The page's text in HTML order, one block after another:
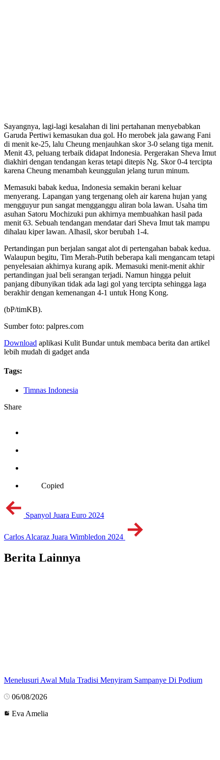
Sayangnya, lagi-lagi kesalahan di lini pertahanan menyebabkan
Garuda Pertiwi kemasukan dua gol. Ho merobek jala gawang Fani
di menit ke-25, lalu Cheung menjauhkan skor 3-0 selang tiga menit.
Menit 43, peluang terbaik didapat Indonesia. Pergerakan Sheva Imut
diakhiri dengan tendangan keras tetapi ditepis Ng. Skor 0-4 tercipta
karena Cheung menambah keunggulan jelang turun minum.
Memasuki babak kedua, Indonesia semakin berani keluar
menyerang. Lapangan yang tergenang oleh air karena hujan yang
mengguyur pun sangat mengganggu aliran bola lawan. Usaha tim
asuhan Satoru Mochizuki pun akhirnya membuahkan hasil pada
menit 63. Sebuah tendangan mendatar dari Sheva Imut tak mampu
dihalau kiper lawan. Alhasil, skor berubah 1-4.
Pertandingan pun berjalan sangat alot di pertengahan babak kedua.
Walaupun begitu, Tim Merah-Putih beberapa kali mengancam tetapi
penyelesaian akhirnya kurang apik. Memasuki menit-menit akhir
pertandingan jual beli serangan terjadi. Namun hingga peluit
panjang dibunyikan tidak ada lagi gol yang tercipta sehingga laga
berakhir dengan kemenangan 4-1 untuk Hong Kong.
(bP/timKB).
Sumber foto: palpres.com
Download aplikasi Kulit Bundar untuk membaca berita dan artikel
lebih mudah di gadget anda
Tags:
Timnas Indonesia
Share
Copied
Spanyol Juara Euro 2024
Carlos Alcaraz Juara Wimbledon 2024
Berita Lainnya
Menelusuri Awal Mula Tradisi Menyiram Sampanye Di Podium
06/08/2026
Eva Amelia